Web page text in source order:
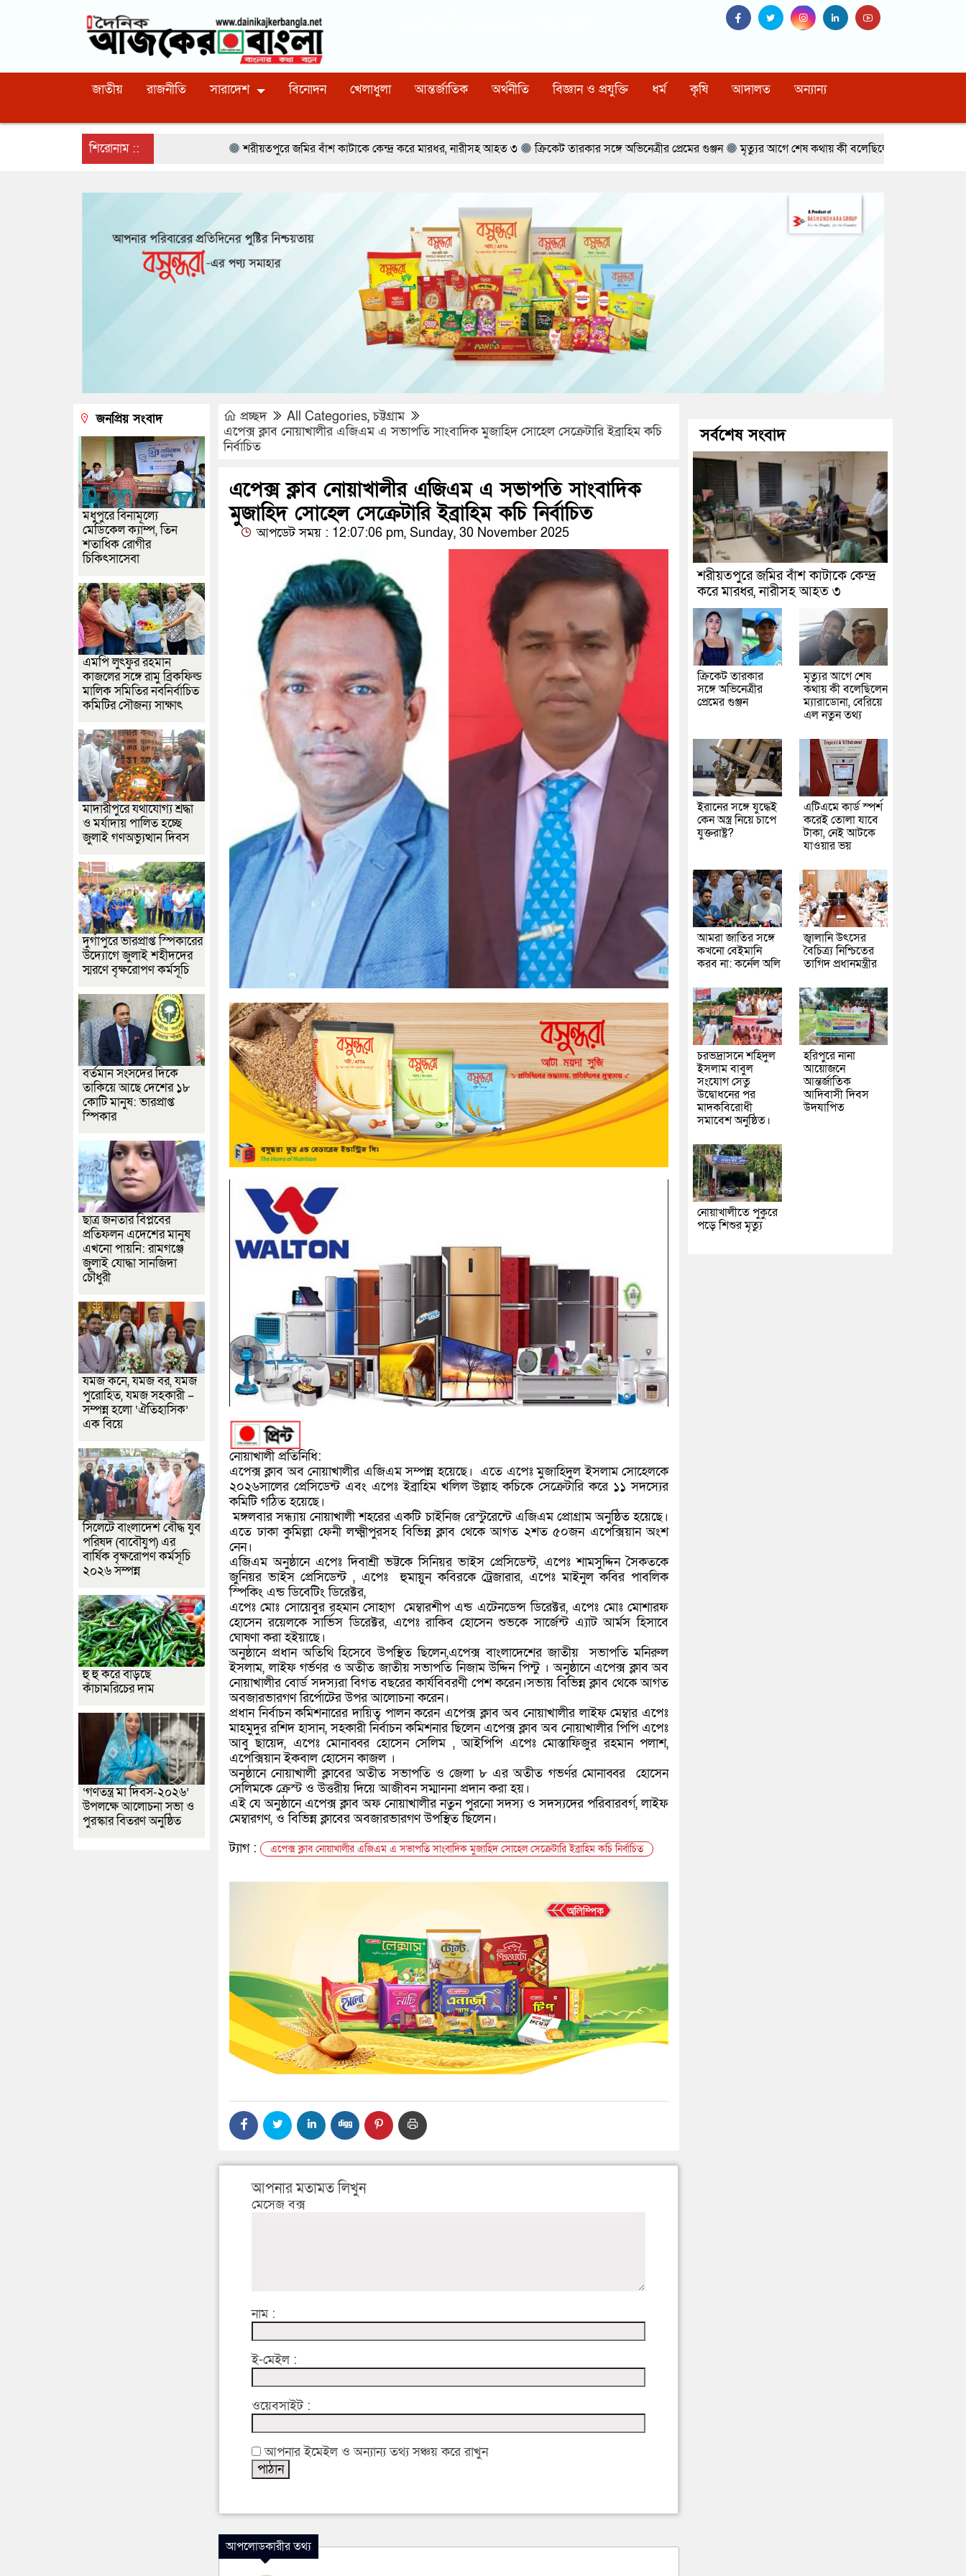
জাতীয় রাজনীতি সারাদেশ বিনোদন খেলাধুলা আন্তর্জাতিক অর্থনীতি বিজ্ঞান ও প্রযুক্তি ধর্ম কৃষি আদালত অন্যান্য
শিরোনাম :: শরীয়তপুরে জমির বাঁশ কাটাকে কেন্দ্র করে মারধর, নারীসহ আহত ৩ ক্রিকেট তারকার সঙ্গে অভিনেত্রীর প্রেমের গুঞ্জন মৃত্যুর আগে শেষ কথায় কী বলেছিলেন ম্যারাডোনা, বেরিয়ে এল নতুন তথ্য
প্রচ্ছদ All Categories,চট্টগ্রাম
এপেক্স ক্লাব নোয়াখালীর এজিএম এ সভাপতি সাংবাদিক মুজাহিদ সোহেল সেক্রেটারি ইব্রাহিম কচি
নির্বাচিত
এপেক্স ক্লাব নোয়াখালীর এজিএম এ সভাপতি সাংবাদিক
মুজাহিদ সোহেল সেক্রেটারি ইব্রাহিম কচি নির্বাচিত
আপডেট সময় : 12:07:06 pm, Sunday, 30 November 2025
নোয়াখালী প্রতিনিধি:
এপেক্স ক্লাব অব নোয়াখালীর এজিএম সম্পন্ন হয়েছে। এতে এপেঃ মুজাহিদুল ইসলাম সোহেলকে
২০২৬সালের প্রেসিডেন্ট এবং এপেঃ ইব্রাহিম খলিল উল্লাহ কচিকে সেক্রেটারি করে ১১ সদস্যের
কমিটি গঠিত হয়েছে।
মঙ্গলবার সন্ধ্যায় নোয়াখালী শহরের একটি চাইনিজ রেস্টুরেন্টে এজিএম প্রোগ্রাম অনুষ্ঠিত হয়েছে।
এতে ঢাকা কুমিল্লা ফেনী লক্ষ্মীপুরসহ বিভিন্ন ক্লাব থেকে আগত ২শত ৫০জন এপেক্সিয়ান অংশ
নেন।
এজিএম অনুষ্ঠানে এপেঃ দিবাশ্রী ভট্টকে সিনিয়র ভাইস প্রেসিডেন্ট, এপেঃ শামসুদ্দিন সৈকতকে
জুনিয়র ভাইস প্রেসিডেন্ট , এপেঃ হুমায়ুন কবিরকে ট্রেজারার, এপেঃ মাইনুল কবির পাবলিক
স্পিকিং এন্ড ডিবেটিং ডিরেক্টর,
এপেঃ মোঃ সোয়েবুর রহমান সোহাগ মেম্বারশীপ এন্ড এটেনডেন্স ডিরেক্টর, এপেঃ মোঃ মোশারফ
হোসেন রয়েলকে সার্ভিস ডিরেক্টর, এপেঃ রাকিব হোসেন শুভকে সার্জেন্ট এ্যাট আর্মস হিসাবে
ঘোষণা করা হইয়াছে।
অনুষ্ঠানে প্রধান অতিথি হিসেবে উপস্থিত ছিলেন,এপেক্স বাংলাদেশের জাতীয় সভাপতি মনিরুল
ইসলাম, লাইফ গর্ভণর ও অতীত জাতীয় সভাপতি নিজাম উদ্দিন পিন্টু । অনুষ্ঠানে এপেক্স ক্লাব অব
নোয়াখালীর বোর্ড সদস্যরা বিগত বছরের কার্যবিবরণী পেশ করেন।সভায় বিভিন্ন ক্লাব থেকে আগত
অবজারভারগণ রির্পোটের উপর আলোচনা করেন।
প্রধান নির্বাচন কমিশনারের দায়িত্ব পালন করেন এপেক্স ক্লাব অব নোয়াখালীর লাইফ মেম্বার এপেঃ
মাহমুদুর রশিদ হাসান, সহকারী নির্বাচন কমিশনার ছিলেন এপেক্স ক্লাব অব নোয়াখালীর পিপি এপেঃ
আবু ছায়েদ, এপেঃ মোনাব্বর হোসেন সেলিম , আইপিপি এপেঃ মোস্তাফিজুর রহমান পলাশ,
এপেক্সিয়ান ইকবাল হোসেন কাজল ।
অনুষ্ঠানে নোয়াখালী ক্লাবের অতীত সভাপতি ও জেলা ৮ এর অতীত গভর্ণর মোনাব্বর হোসেন
সেলিমকে ক্রেস্ট ও উত্তরীয় দিয়ে আজীবন সম্মাননা প্রদান করা হয়।
এই যে অনুষ্ঠানে এপেক্স ক্লাব অফ নোয়াখালীর নতুন পুরনো সদস্য ও সদস্যদের পরিবারবর্গ, লাইফ
মেম্বারগণ, ও বিভিন্ন ক্লাবের অবজারভারগণ উপস্থিত ছিলেন।
ট্যাগ :
এপেক্স ক্লাব নোয়াখালীর এজিএম এ সভাপতি সাংবাদিক মুজাহিদ সোহেল সেক্রেটারি ইব্রাহিম কচি নির্বাচিত
আপনার মতামত লিখুন
মেসেজ বক্স
নাম :
ই-মেইল :
ওয়েবসাইট :
আপনার ইমেইল ও অন্যান্য তথ্য সঞ্চয় করে রাখুন
আপলোডকারীর তথ্য
জনপ্রিয় সংবাদ
মধুপুরে বিনামূল্যে
মেডিকেল ক্যাম্প, তিন
শতাধিক রোগীর
চিকিৎসাসেবা
এমপি লুৎফুর রহমান
কাজলের সঙ্গে রামু ব্রিকফিল্ড
মালিক সমিতির নবনির্বাচিত
কমিটির সৌজন্য সাক্ষাৎ
মাদারীপুরে যথাযোগ্য শ্রদ্ধা
ও মর্যাদায় পালিত হচ্ছে
জুলাই গণঅভ্যুত্থান দিবস
দুর্গাপুরে ভারপ্রাপ্ত স্পিকারের
উদ্যোগে জুলাই শহীদদের
স্মরণে বৃক্ষরোপণ কর্মসূচি
বর্তমান সংসদের দিকে
তাকিয়ে আছে দেশের ১৮
কোটি মানুষ: ভারপ্রাপ্ত
স্পিকার
ছাত্র জনতার বিপ্লবের
প্রতিফলন এদেশের মানুষ
এখনো পায়নি: রামগঞ্জে
জুলাই যোদ্ধা সানজিদা
চৌধুরী
যমজ কনে, যমজ বর, যমজ
পুরোহিত, যমজ সহকারী –
সম্পন্ন হলো ‘ঐতিহাসিক’
এক বিয়ে
সিলেটে বাংলাদেশ বৌদ্ধ যুব
পরিষদ (বাবৌযুপ) এর
বার্ষিক বৃক্ষরোপণ কর্মসূচি
২০২৬ সম্পন্ন
হু হু করে বাড়ছে
কাঁচামরিচের দাম
‘গণতন্ত্র মা দিবস-২০২৬’
উপলক্ষে আলোচনা সভা ও
পুরস্কার বিতরণ অনুষ্ঠিত
সর্বশেষ সংবাদ
শরীয়তপুরে জমির বাঁশ কাটাকে কেন্দ্র
করে মারধর, নারীসহ আহত ৩
ক্রিকেট তারকার
সঙ্গে অভিনেত্রীর
প্রেমের গুঞ্জন
মৃত্যুর আগে শেষ
কথায় কী বলেছিলেন
ম্যারাডোনা, বেরিয়ে
এল নতুন তথ্য
ইরানের সঙ্গে যুদ্ধেই
কেন অস্ত্র নিয়ে চাপে
যুক্তরাষ্ট্র?
এটিএমে কার্ড স্পর্শ
করেই তোলা যাবে
টাকা, নেই আটকে
যাওয়ার ভয়
আমরা জাতির সঙ্গে
কখনো বেইমানি
করব না: কর্নেল অলি
জ্বালানি উৎসের
বৈচিত্র্য নিশ্চিতের
তাগিদ প্রধানমন্ত্রীর
চরভদ্রাসনে শহিদুল
ইসলাম বাবুল
সংযোগ সেতু
উদ্বোধনের পর
মাদকবিরোধী
সমাবেশ অনুষ্ঠিত।
হরিপুরে নানা
আয়োজনে
আন্তর্জাতিক
আদিবাসী দিবস
উদযাপিত
নোয়াখালীতে পুকুরে
পড়ে শিশুর মৃত্যু